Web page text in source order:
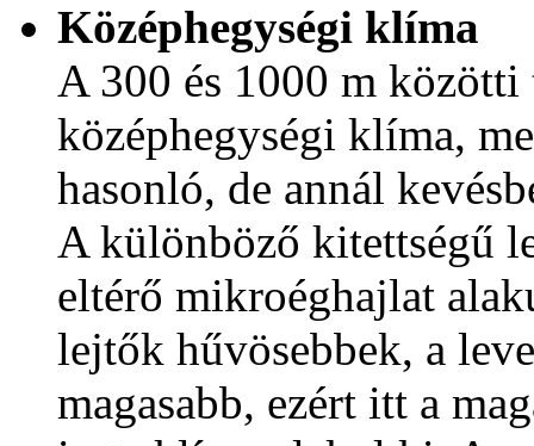
Középhegységi klíma
A 300 és 1000 m közötti
középhegységi klíma,
hasonló, de annál
A különböző kitettségű
eltérő mikroéghajlat
lejtők hűvösebbek, a
magasabb, ezért itt a